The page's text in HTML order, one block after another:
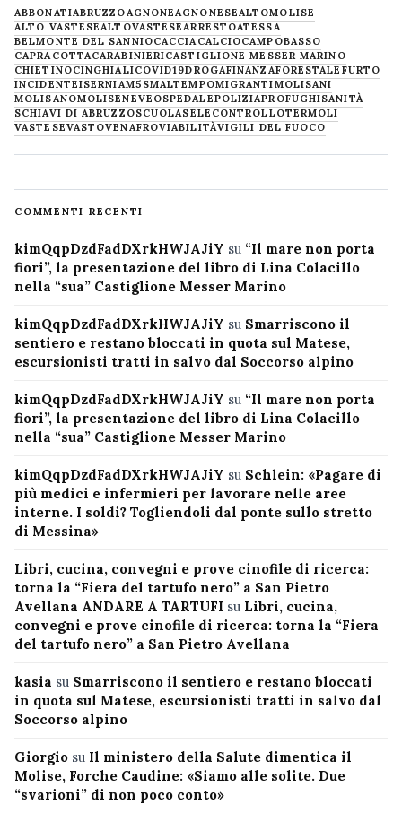
ABBONATIABRUZZOAGNONEAGNONESEALTOMOLISE
ALTO VASTESEALTOVASTESEARRESTOATESSA
BELMONTE DEL SANNIOCACCIACALCIOCAMPOBASSO
CAPRACOTTACARABINIERICASTIGLIONE MESSER MARINO
CHIETINOCINGHIALICOVID19DROGAFINANZAFORESTALE FURTO
INCIDENTEISERNIAM5SMALTEMPOMIGRANTIMOLISANI
MOLISANOMOLISENEVE OSPEDALEPOLIZIAPROFUGHISANITÀ
SCHIAVI DI ABRUZZOSCUOLASELECONTROLLOTERMOLI
VASTESEVASTOVENAFROVIABILITÀVIGILI DEL FUOCO
COMMENTI RECENTI
kimQqpDzdFadDXrkHWJAJiY su “Il mare non porta
fiori”, la presentazione del libro di Lina Colacillo
nella “sua” Castiglione Messer Marino
kimQqpDzdFadDXrkHWJAJiY su Smarriscono il
sentiero e restano bloccati in quota sul Matese,
escursionisti tratti in salvo dal Soccorso alpino
kimQqpDzdFadDXrkHWJAJiY su “Il mare non porta
fiori”, la presentazione del libro di Lina Colacillo
nella “sua” Castiglione Messer Marino
kimQqpDzdFadDXrkHWJAJiY su Schlein: «Pagare di
più medici e infermieri per lavorare nelle aree
interne. I soldi? Togliendoli dal ponte sullo stretto
di Messina»
Libri, cucina, convegni e prove cinofile di ricerca:
torna la “Fiera del tartufo nero” a San Pietro
Avellana ANDARE A TARTUFI su Libri, cucina,
convegni e prove cinofile di ricerca: torna la “Fiera
del tartufo nero” a San Pietro Avellana
kasia su Smarriscono il sentiero e restano bloccati
in quota sul Matese, escursionisti tratti in salvo dal
Soccorso alpino
Giorgio su Il ministero della Salute dimentica il
Molise, Forche Caudine: «Siamo alle solite. Due
“svarioni” di non poco conto»